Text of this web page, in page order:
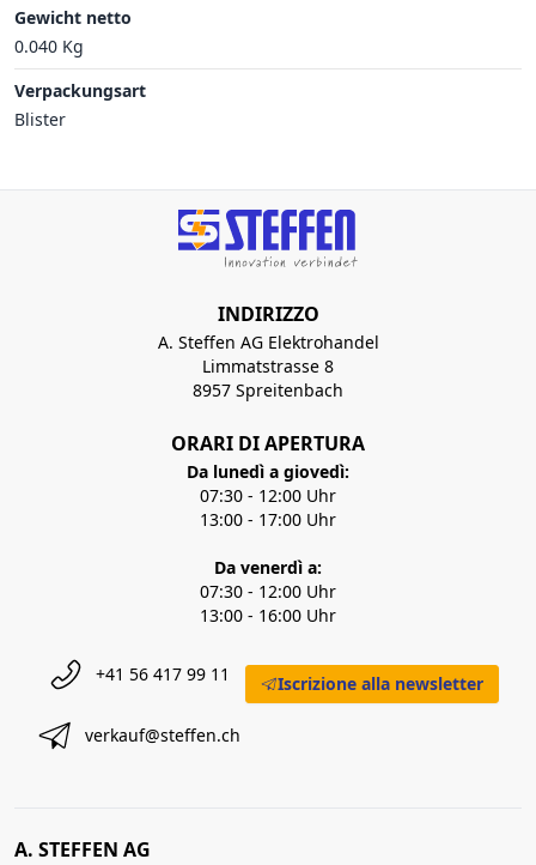
Gewicht netto
0.040 Kg
Verpackungsart
Blister
INDIRIZZO
A. Steffen AG Elektrohandel
Limmatstrasse 8
8957 Spreitenbach
ORARI DI APERTURA
Da lunedì a giovedì:
07:30 - 12:00 Uhr
13:00 - 17:00 Uhr
Da venerdì a:
07:30 - 12:00 Uhr
13:00 - 16:00 Uhr
+41 56 417 99 11
verkauf@steffen.ch
Iscrizione alla newsletter
A. STEFFEN AG